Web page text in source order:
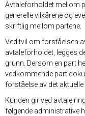
Avtaleforholdet mellom
generelle vilkårene og
skriftlig mellom partene.
Ved tvil om forståelsen
avtaleforholdet, legges
grunn. Dersom en part
vedkommende part
forståelse av det
Kunden gir ved
følgende administrative